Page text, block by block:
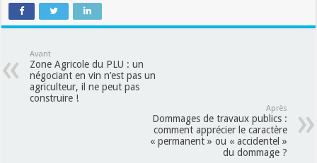
Avant
Zone Agricole du PLU : un
négociant en vin n’est pas un
agriculteur, il ne peut pas
construire !
Après
Dommages de travaux publics :
comment apprécier le caractère
« permanent » ou « accidentel »
du dommage ?